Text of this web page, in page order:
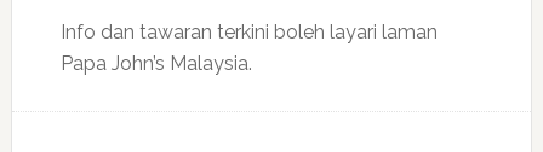
Info dan tawaran terkini boleh layari laman
Papa John’s Malaysia.